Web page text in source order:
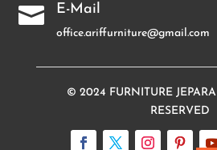
 E-Mail
office.ariffurniture@gmail.com
© 2024 FURNITURE JEPARA
RESERVED